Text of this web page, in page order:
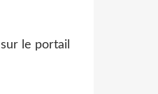
sur le portail